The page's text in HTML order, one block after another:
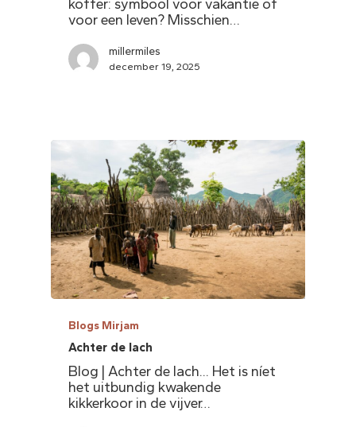
koffer: symbool voor vakantie of
voor een leven? Misschien…
millermiles
december 19, 2025
Blogs Mirjam
Achter de lach
Blog | Achter de lach... Het is níet
het uitbundig kwakende
kikkerkoor in de vijver…